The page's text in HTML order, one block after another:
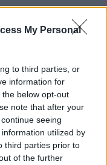
My Personal
to third parties, or
information for
below opt-out
note that after your
seeing
utilized by
third parties prior to
of the further